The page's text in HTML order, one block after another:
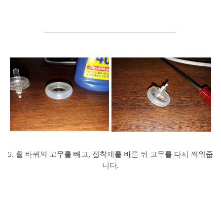
5. 휠 바퀴의 고무를 빼고, 접착제를 바른 뒤 고무를 다시 씌워줍
니다.